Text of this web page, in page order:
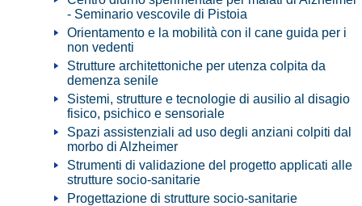
- Seminario vescovile di Pistoia
Orientamento e la mobilità con il cane guida per i
non vedenti
Strutture architettoniche per utenza colpita da
demenza senile
Sistemi, strutture e tecnologie di ausilio al disagio
fisico, psichico e sensoriale
Spazi assistenziali ad uso degli anziani colpiti dal
morbo di Alzheimer
Strumenti di validazione del progetto applicati alle
strutture socio-sanitarie
Progettazione di strutture socio-sanitarie